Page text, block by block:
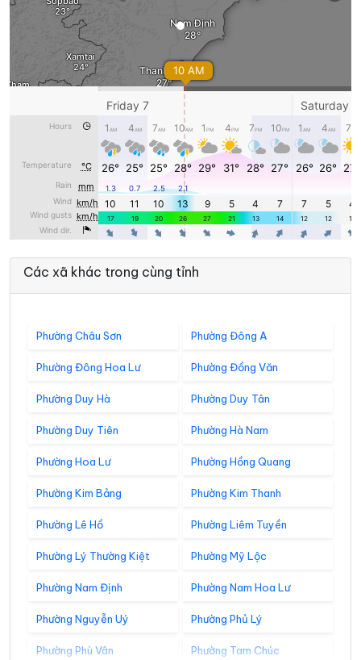
Các xã khác trong cùng tỉnh
Phường Châu Sơn Phường Đông A
Phường Đông Hoa Lư Phường Đồng Văn
Phường Duy Hà Phường Duy Tân
Phường Duy Tiên Phường Hà Nam
Phường Hoa Lư Phường Hồng Quang
Phường Kim Bảng Phường Kim Thanh
Phường Lê Hồ Phường Liêm Tuyền
Phường Lý Thường Kiệt Phường Mỹ Lộc
Phường Nam Định Phường Nam Hoa Lư
Phường Nguyễn Uý Phường Phủ Lý
Phường Phù Vân Phường Tam Chúc